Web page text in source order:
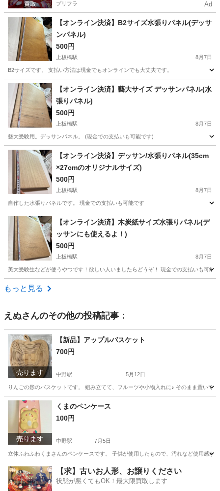
プリフラ Ad
【オンライン決済】B2サイズ水張りパネル(デッサ
ンパネル)
500円
上板橋駅 8月7日
B2サイズです。 支払い方法は現金でもオンラインでも大丈夫です。
東京 板橋区 上板橋駅 その他 B2サイズ
【オンライン決済】藝大サイズ デッサンパネル(水
張りパネル)
500円
上板橋駅 8月7日
藝大受験用。デッサンパネル。 (現金での支払いも可能です)
東京 板橋区 上板橋駅 その他
【オンライン決済】デッサン/水張りパネル(35cm
×27cmのオリジナルサイズ)
500円
上板橋駅 8月7日
自作した水張りパネルです。 現金での支払いも可能です
東京 板橋区 上板橋駅 その他
【オンライン決済】木炭紙サイズ水張りパネル(デ
ッサンにも使えるよ！)
500円
上板橋駅 8月7日
美大受験生などが使うやつです！欲しい人いましたらどうぞ！ 現金での支払いも可能
東京 板橋区
もっと見る
えぬさんのその他の投稿記事：
売ります
【新品】アップルバスケット
700円
中野駅 5月12日
りんごの形のバスケットです。 組み立てて、フルーツや小物入れに♪ そのまま置い
東京 中野区 中野駅 家庭用品
売ります
くまのペンケース
100円
中野駅 7月5日
立体ふわふわくまさんのペンケースです。 子供が使用したもので、汚れなど使用感
東京 中野区 中野駅 キッズ用品 くま
【求】古いお人形、お譲りください
状態が悪くてもOK！最大限買取します